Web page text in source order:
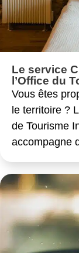
Le service
l’Office du
Vous êtes
le territoire ?
de Tourisme
accompagne